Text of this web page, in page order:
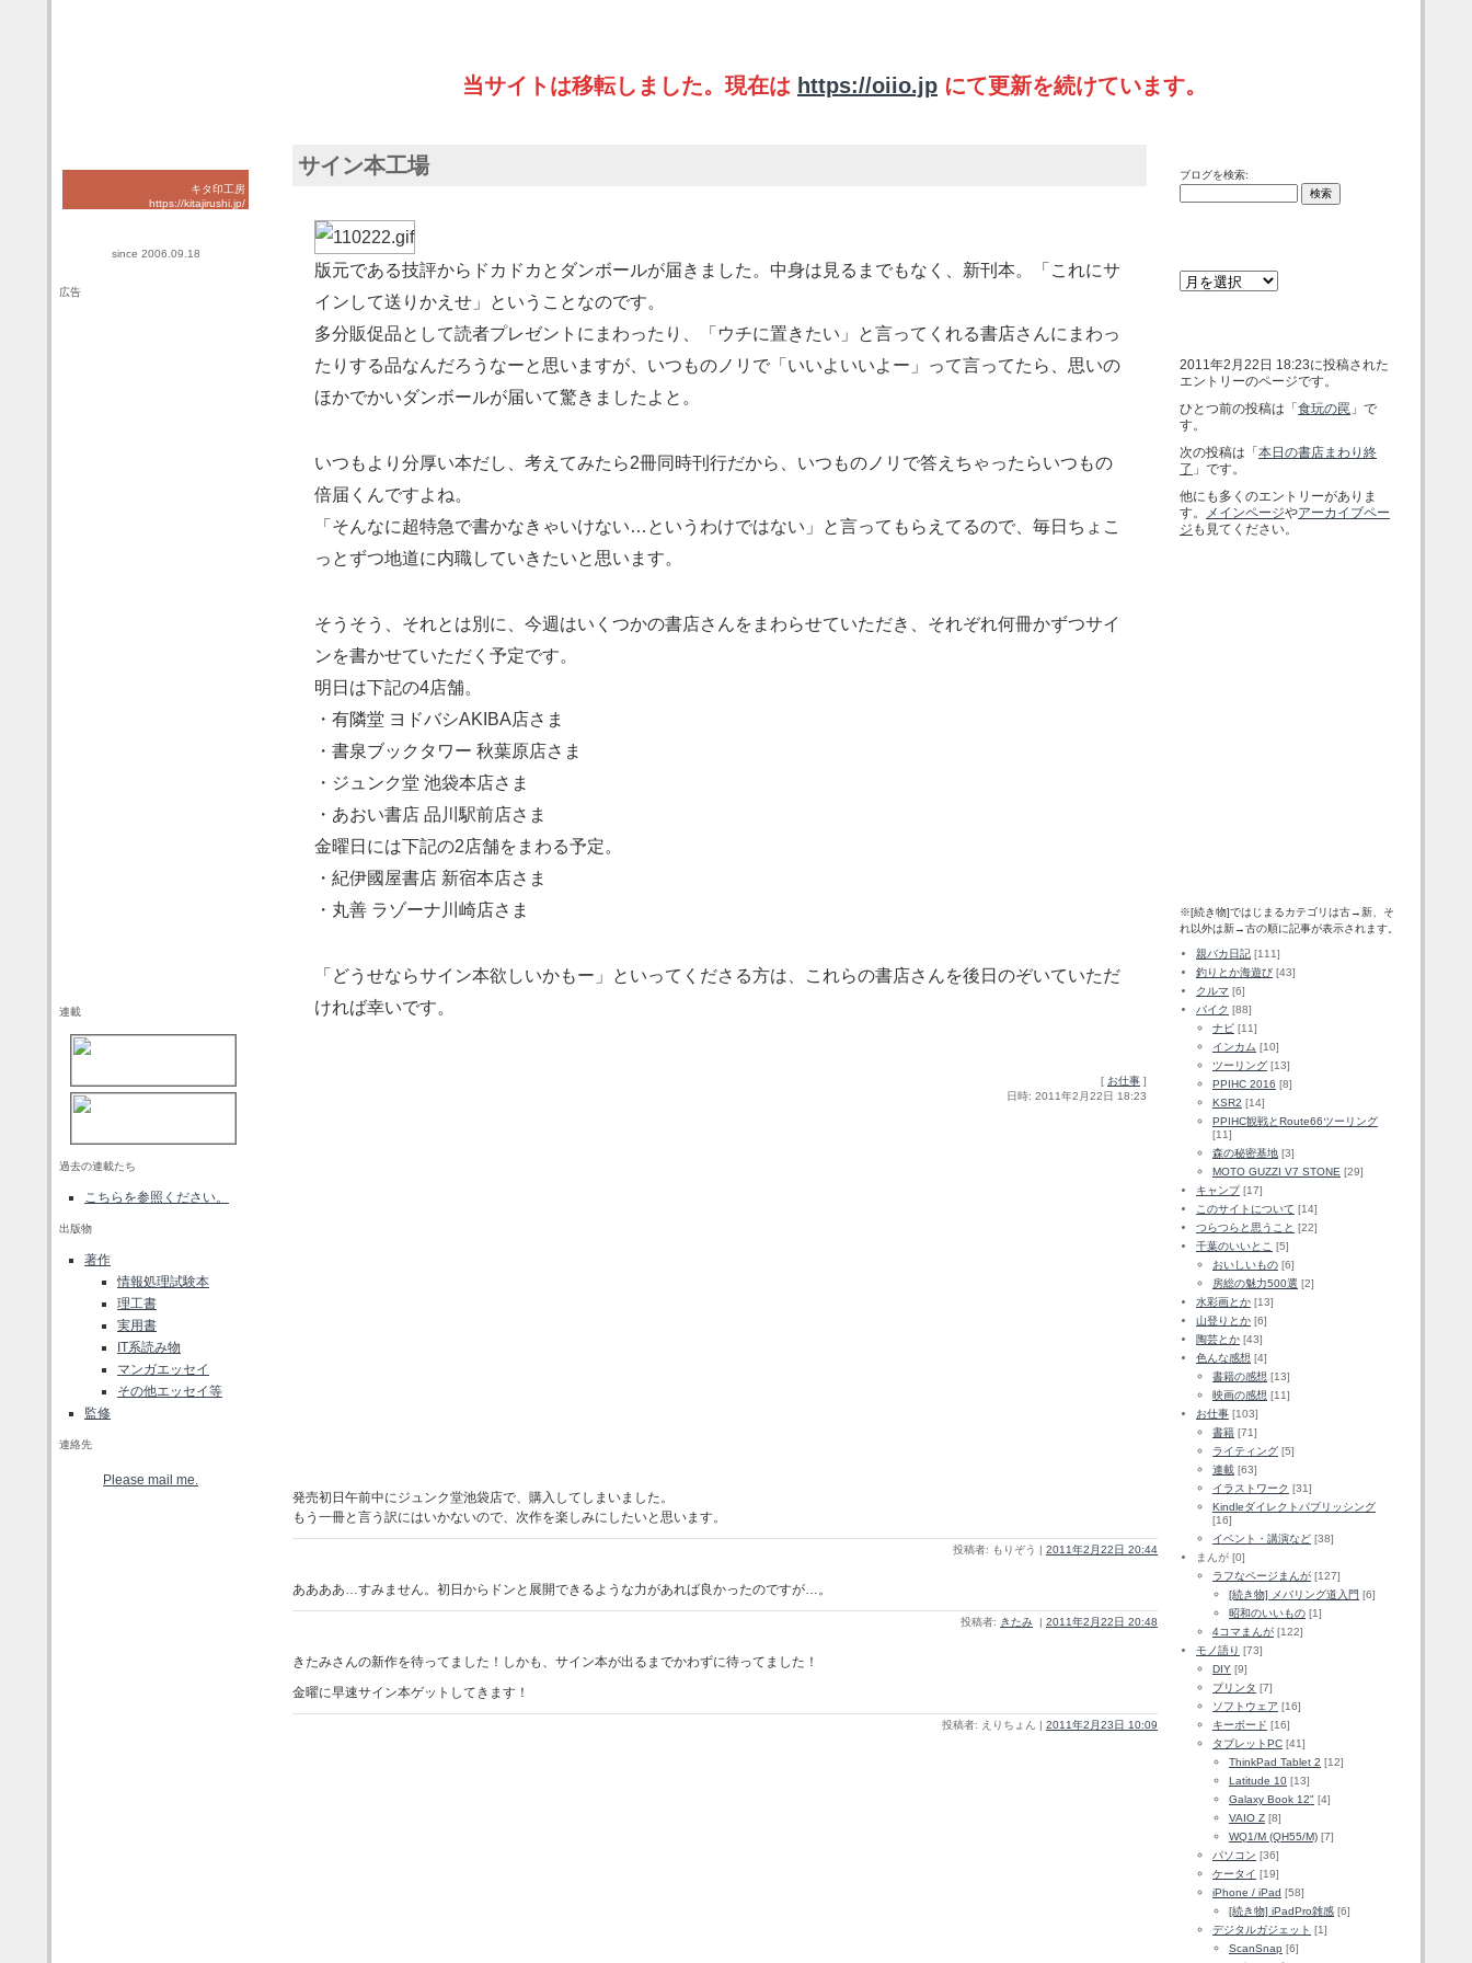
キタ印工房
https://kitajirushi.jp/
since 2006.09.18
広告
連載
過去の連載たち
こちらを参照ください。
出版物
著作
情報処理試験本
理工書
実用書
IT系読み物
マンガエッセイ
その他エッセイ等
監修
連絡先
Please mail me.
当サイトは移転しました。現在は https://oiio.jp にて更新を続けています。
サイン本工場
版元である技評からドカドカとダンボールが届きました。中身は見るまでもなく、新刊本。「これにサ
インして送りかえせ」ということなのです。
多分販促品として読者プレゼントにまわったり、「ウチに置きたい」と言ってくれる書店さんにまわっ
たりする品なんだろうなーと思いますが、いつものノリで「いいよいいよー」って言ってたら、思いの
ほかでかいダンボールが届いて驚きましたよと。
いつもより分厚い本だし、考えてみたら2冊同時刊行だから、いつものノリで答えちゃったらいつもの
倍届くんですよね。
「そんなに超特急で書かなきゃいけない…というわけではない」と言ってもらえてるので、毎日ちょこ
っとずつ地道に内職していきたいと思います。
そうそう、それとは別に、今週はいくつかの書店さんをまわらせていただき、それぞれ何冊かずつサイ
ンを書かせていただく予定です。
明日は下記の4店舗。
・有隣堂 ヨドバシAKIBA店さま
・書泉ブックタワー 秋葉原店さま
・ジュンク堂 池袋本店さま
・あおい書店 品川駅前店さま
金曜日には下記の2店舗をまわる予定。
・紀伊國屋書店 新宿本店さま
・丸善 ラゾーナ川崎店さま
「どうせならサイン本欲しいかもー」といってくださる方は、これらの書店さんを後日のぞいていただ
ければ幸いです。
[ お仕事 ]
日時: 2011年2月22日 18:23
発売初日午前中にジュンク堂池袋店で、購入してしまいました。
もう一冊と言う訳にはいかないので、次作を楽しみにしたいと思います。
投稿者: もりぞう | 2011年2月22日 20:44
ああああ…すみません。初日からドンと展開できるような力があれば良かったのですが…。
投稿者: きたみ | 2011年2月22日 20:48
きたみさんの新作を待ってました！しかも、サイン本が出るまでかわずに待ってました！
金曜に早速サイン本ゲットしてきます！
投稿者: えりちょん | 2011年2月23日 10:09
ブログを検索:
2011年2月22日 18:23に投稿された
エントリーのページです。
ひとつ前の投稿は「 食玩の罠 」で
す。
次の投稿は「 本日の書店まわり終
了 」です。
他にも多くのエントリーがありま
す。
メインページやアーカイブペー
ジ も見てください。
※[続き物]ではじまるカテゴリは古→新、そ
れ以外は新→古の順に記事が表示されます。
親バカ日記 [111]
釣りとか海遊び [43]
クルマ [6]
バイク [88]
ナビ [11]
インカム [10]
ツーリング [13]
PPIHC 2016 [8]
KSR2 [14]
PPIHC観戦とRoute66ツーリング
[11]
森の秘密基地 [3]
MOTO GUZZI V7 STONE [29]
キャンプ[17]
このサイトについて [14]
つらつらと思うこと [22]
千葉のいいとこ [5]
おいしいもの [6]
房総の魅力500選 [2]
水彩画とか [13]
山登りとか [6]
陶芸とか [43]
色んな感想 [4]
書籍の感想 [13]
映画の感想 [11]
お仕事 [103]
書籍 [71]
ライティング [5]
連載 [63]
イラストワーク [31]
Kindleダイレクトパブリッシング
[16]
イベント・講演など [38]
まんが [0]
ラフなページまんが [127]
[続き物] メバリング道入門 [6]
昭和のいいもの [1]
4コマまんが [122]
モノ語り [73]
DIY [9]
プリンタ [7]
ソフトウェア [16]
キーボード [16]
タブレットPC [41]
ThinkPad Tablet 2 [12]
Latitude 10 [13]
Galaxy Book 12" [4]
VAIO Z [8]
WQ1/M (QH55/M) [7]
パソコン [36]
ケータイ [19]
iPhone / iPad [58]
[続き物] iPadPro雑感 [6]
デジタルガジェット [1]
ScanSnap [6]